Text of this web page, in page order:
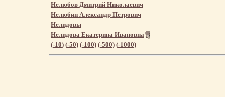
Нелюбов Дмитрий Николаевич
Нелюбин Александр Петрович
Нелидовы
Нелидова Екатерина Ивановна
(-10) (-50) (-100) (-500) (-1000)